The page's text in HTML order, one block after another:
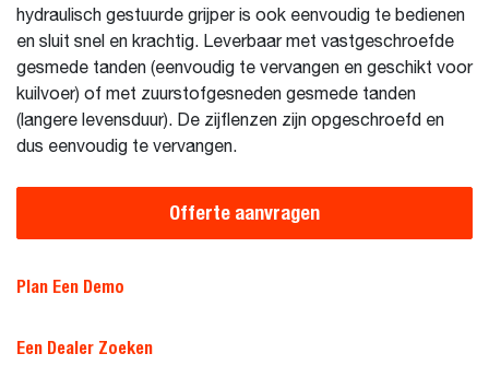
hydraulisch gestuurde grijper is ook eenvoudig te bedienen
en sluit snel en krachtig. Leverbaar met vastgeschroefde
gesmede tanden (eenvoudig te vervangen en geschikt voor
kuilvoer) of met zuurstofgesneden gesmede tanden
(langere levensduur). De zijflenzen zijn opgeschroefd en
dus eenvoudig te vervangen.
Offerte aanvragen
Plan Een Demo
Een Dealer Zoeken